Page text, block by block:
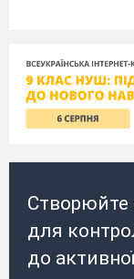
Створюйте
для
до